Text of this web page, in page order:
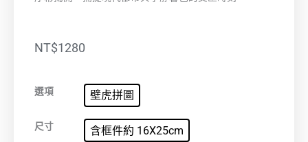
NT$1280
選項 壁虎拼圖
尺寸 含框件約 16X25cm
入
台